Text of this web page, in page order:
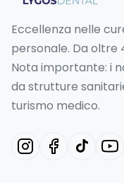
Eccellenza nelle
personale. Da oltre
Nota importante: i
da strutture
turismo medico.